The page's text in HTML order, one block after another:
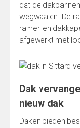
dat de
wegwaaien. De
ramen en
afgewerkt met
Dak
nieuw dak
Daken bieden